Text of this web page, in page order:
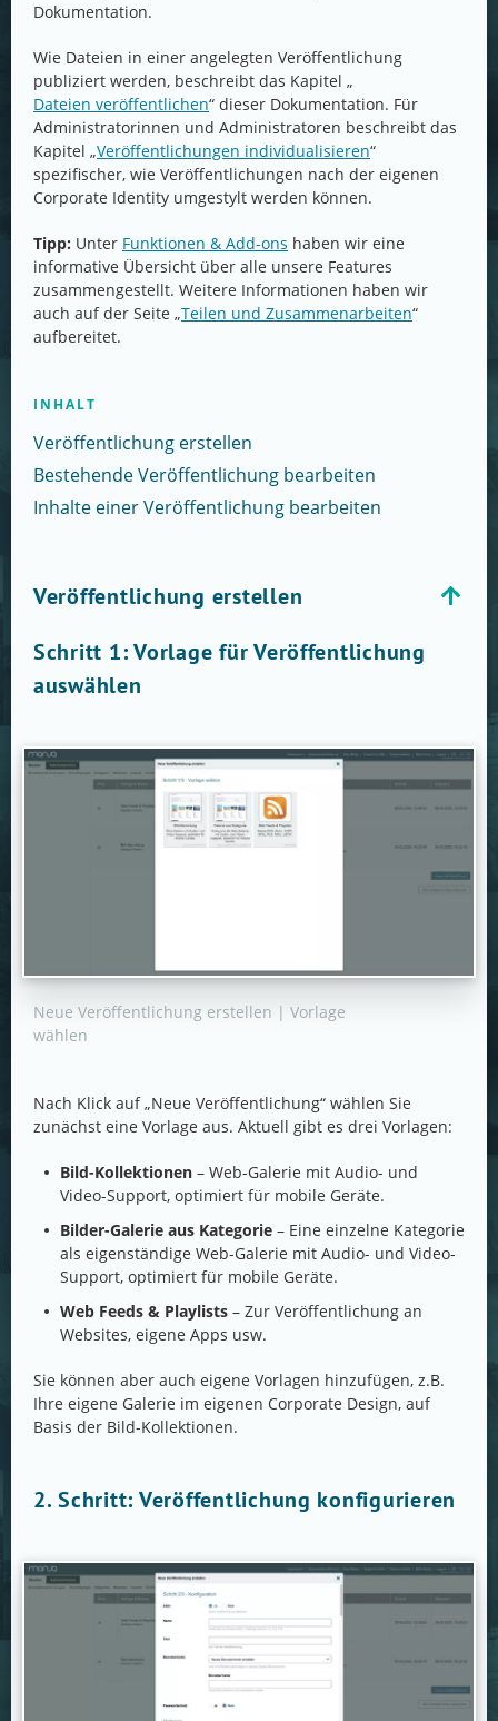
Dokumentation.
Wie Dateien in einer angelegten Veröffentlichung
publiziert werden, beschreibt das Kapitel „
Dateien veröffentlichen“ dieser Dokumentation. Für
Administratorinnen und Administratoren beschreibt das
Kapitel „Veröffentlichungen individualisieren“
spezifischer, wie Veröffentlichungen nach der eigenen
Corporate Identity umgestylt werden können.
Tipp: Unter Funktionen & Add-ons haben wir eine
informative Übersicht über alle unsere Features
zusammengestellt. Weitere Informationen haben wir
auch auf der Seite „Teilen und Zusammenarbeiten“
aufbereitet.
INHALT
Veröffentlichung erstellen
Bestehende Veröffentlichung bearbeiten
Inhalte einer Veröffentlichung bearbeiten
Veröffentlichung erstellen
Schritt 1: Vorlage für Veröffentlichung
auswählen
Neue Veröffentlichung erstellen | Vorlage
wählen
Nach Klick auf „Neue Veröffentlichung“ wählen Sie
zunächst eine Vorlage aus. Aktuell gibt es drei Vorlagen:
Bild-Kollektionen – Web-Galerie mit Audio- und
Video-Support, optimiert für mobile Geräte.
Bilder-Galerie aus Kategorie – Eine einzelne Kategorie
als eigenständige Web-Galerie mit Audio- und Video-
Support, optimiert für mobile Geräte.
Web Feeds & Playlists – Zur Veröffentlichung an
Websites, eigene Apps usw.
Sie können aber auch eigene Vorlagen hinzufügen, z.B.
Ihre eigene Galerie im eigenen Corporate Design, auf
Basis der Bild-Kollektionen.
2. Schritt: Veröffentlichung konfigurieren